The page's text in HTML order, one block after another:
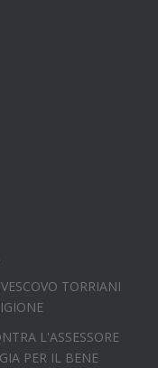
TORRIANI
L'ASSESSORE
PER IL BENE